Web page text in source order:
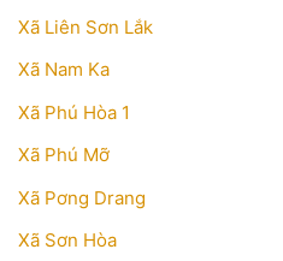
Xã Liên Sơn Lắk
Xã Nam Ka
Xã Phú Hòa 1
Xã Phú Mỡ
Xã Pơng Drang
Xã Sơn Hòa